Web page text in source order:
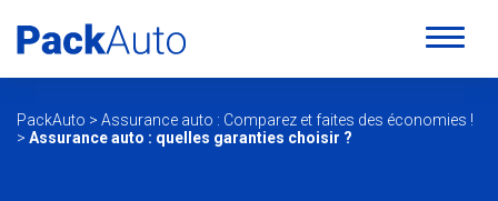
PackAuto > Assurance auto : Comparez et faites des économies !
> Assurance auto : quelles garanties choisir ?